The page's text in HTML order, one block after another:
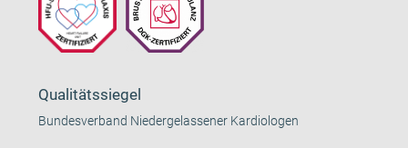
Qualitätssiegel
Bundesverband Niedergelassener Kardiologen